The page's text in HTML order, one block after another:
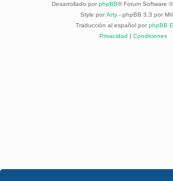
Desarrollado por phpBB® Forum Software
Style por Arty - phpBB 3.3 por
Traducción al español por phpBB
Privacidad | Condiciones